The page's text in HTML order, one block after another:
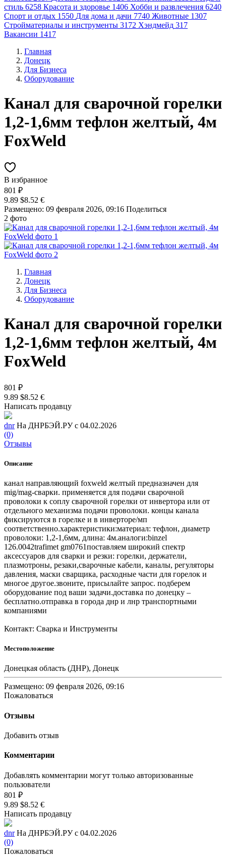
стиль 6258 Красота и здоровье 1406 Хобби и развлечения 6240
Спорт и отдых 1550 Для дома и дачи 7740 Животные 1307
Стройматериалы и инструменты 3172 Хэндмейд 317
Вакансии 1417
Главная
Донецк
Для Бизнеса
Оборудование
Канал для сварочной горелки
1,2-1,6мм тефлон желтый, 4м
FoxWeld
В избранное
801 ₽
9.89 $8.52 €
Размещено: 09 февраля 2026, 09:16 Поделиться
2 фото
Главная
Донецк
Для Бизнеса
Оборудование
Канал для сварочной горелки
1,2-1,6мм тефлон желтый, 4м
FoxWeld
801 ₽
9.89 $8.52 €
Написать продавцу
dnr На ДНРБЭЙ.РУ с 04.02.2026
(0)
Отзывы
Описание
канал направляющий foxweld желтый предназначен для
mig/mag-сварки. применяется для подачи сварочной
проволоки к соплу сварочной горелки от инвертора или от
отдельного механизма подачи проволоки. концы канала
фиксируются в горелке и в инверторе/мп
соответственно.характеристики:материал: тефлон, диаметр
проволоки: 1,2-1,6мм, длина: 4м.аналоги:binzel
126.0042trafimet gm0761поставляем широкий спектр
аксессуаров для сварки и резки: горелки, держатели,
плазмотроны, резаки,сварочные кабели, каналы, регуляторы
давления, маски сварщика, расходные части для горелок и
многое другое.звоните, присылайте запрос. подберем
оборудование под ваши задачи.доставка по донецку –
бесплатно.отправка в города днр и лнр транспортными
компаниями
Контакт: Сварка и Инструменты
Местоположение
Донецкая область (ДНР), Донецк
Размещено: 09 февраля 2026, 09:16
Пожаловаться
Отзывы
Добавить отзыв
Комментарии
Добавлять комментарии могут только авторизованные
пользователи
801 ₽
9.89 $8.52 €
Написать продавцу
dnr На ДНРБЭЙ.РУ с 04.02.2026
(0)
Пожаловаться